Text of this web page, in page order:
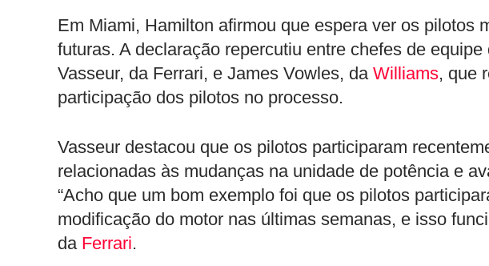
Em Miami, Hamilton afirmou que espera ver os pilotos
futuras. A declaração repercutiu entre chefes de
Vasseur, da Ferrari, e James Vowles, da Williams, que
participação dos pilotos no processo.
Vasseur destacou que os pilotos participaram
relacionadas às mudanças na unidade de potência e
“Acho que um bom exemplo foi que os pilotos
modificação do motor nas últimas semanas, e isso
da Ferrari.